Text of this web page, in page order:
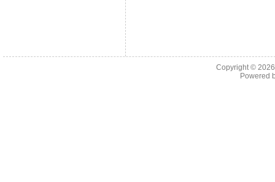
Copyright ©
Powered